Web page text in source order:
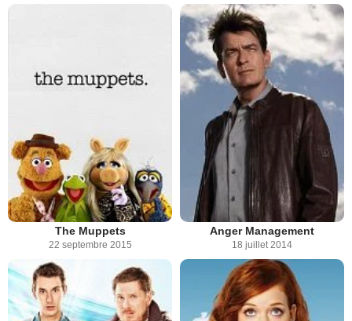
The Muppets
22 septembre 2015
Anger Management
18 juillet 2014